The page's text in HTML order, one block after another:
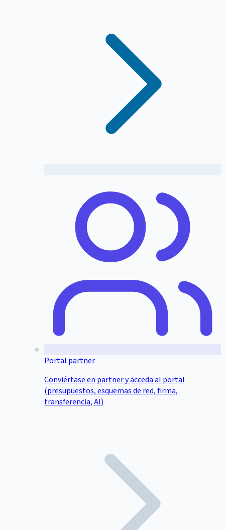
Portal partner
Conviértase en partner y acceda al portal
(presupuestos, esquemas de red, firma,
transferencia, AI)